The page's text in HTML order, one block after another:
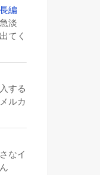
編
淡
てく
する
ルカ
なイ